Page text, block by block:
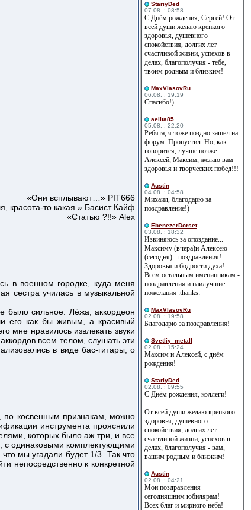
«Они всплывают…» PIT666
красота-то какая.» Басист Кайф
«Статью ?!!» Alex
в военном городке, куда меня
сестра училась в музыкальной
было сильное. Лёжа, аккордеон
его как бы живым, а красивый
мне нравилось извлекать звуки
всем телом, слушать эти
в виде бас-гитары, о
по косвенным признакам, можно
инструмента прояснили
которых было аж три, и все
с одинаковыми комплектующими
мы угадали будет 1/3. Так что
непосредственно к конкретной
StariyDed
07.08. : 08:58
С Днём рождения, Сергей! От
всей души желаю крепкого
здоровья, душевного
спокойствия, долгих лет
счастливой жизни, успехов в
делах, благополучия - тебе,
твоим родным и близким!
MaxVlasovRu
06.08. : 19:19
Спасибо!)
aelita85
05.08. : 22:20
Ребята, я тоже поздно зашел на
форум. Пропустил. Но, как
говорится, лучше позже...
Алексей, Максим, желаю вам
здоровья и творческих побед!!!
Austin
04.08. : 04:58
Михаил, благодарю за
поздравление!)
EbenezerDorset
03.08. : 18:32
Извиняюсь за опоздание...
Максиму (вчера)и Алексею
(сегодня) - поздравления!
Здоровья и бодрости духа!
Всем остальным именинникам -
поздравления и наилучшие
пожелания :thanks:
MaxVlasovRu
02.08. : 19:58
Благодарю за поздравления!
Svetliy_metall
02.08. : 15:24
Максим и Алексей, с днём
рождения!
StariyDed
02.08. : 09:55
С Днём рождения, коллеги!
От всей души желаю крепкого
здоровья, душевного
спокойствия, долгих лет
счастливой жизни, успехов в
делах, благополучия - вам,
вашим родным и близким!
Austin
02.08. : 04:21
Мои поздравления
сегодняшним юбилярам!
Всех благ и мирного неба!